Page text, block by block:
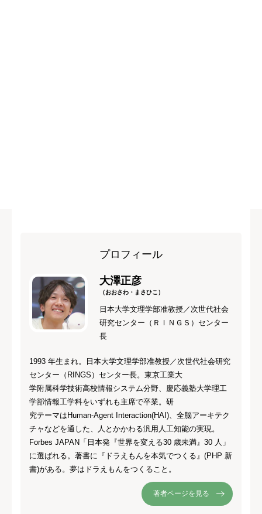
プロフィール
大澤正彦
（おおさわ・まさひこ）
日本大学文理学部准教授／次世代社会
研究センター（ＲＩＮＧＳ）センター
長
1993 年生まれ。日本大学文理学部准教授／次世代社会研究
センター（RINGS）センター長。東京工業大
学附属科学技術高校情報システム分野、慶応義塾大学理工
学部情報工学科をいずれも主席で卒業。研
究テーマはHuman-Agent Interaction(HAI)、全脳アーキテク
チャなどを通した、人とかかわる汎用人工知能の実現。
Forbes JAPAN「日本発『世界を変える30 歳未満』30 人」
に選ばれる。著書に『ドラえもんを本気でつくる』(PHP 新
書)がある。夢はドラえもんをつくること。
著者ページを見る